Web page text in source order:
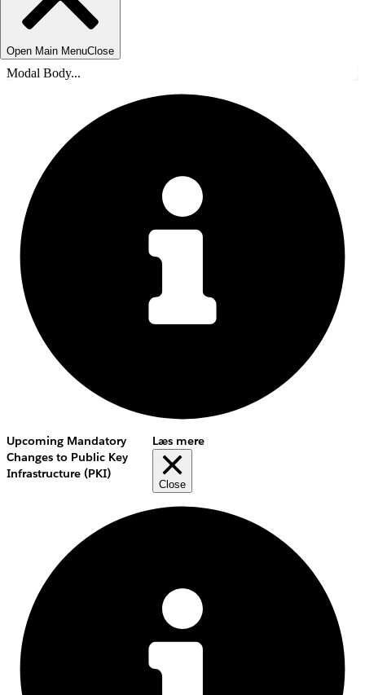
Open Main MenuClose
Modal Body...
Upcoming Mandatory
Changes to Public Key
Infrastructure (PKI)
Læs mere
Close